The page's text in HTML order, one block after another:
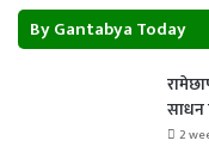
By Gantabya Today
साधन
2